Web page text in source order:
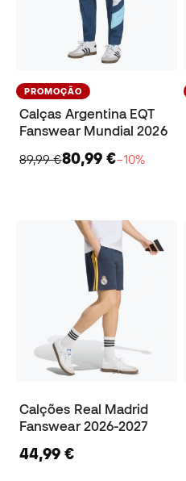
PROMOÇÃO
Calças Argentina EQT
Fanswear Mundial 2026
89,99 €80,99 €−10%
Calções Real Madrid
Fanswear 2026-2027
44,99 €